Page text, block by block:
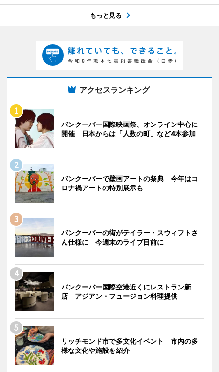
もっと見る
アクセスランキング
バンクーバー国際映画祭、オンライン中心に
開催 日本からは「人数の町」など4本参加
バンクーバーで壁画アートの祭典 今年はコ
ロナ禍アートの特別展示も
バンクーバーの街がテイラー・スウィフトさ
ん仕様に 今週末のライブ目前に
バンクーバー国際空港近くにレストラン新
店 アジアン・フュージョン料理提供
リッチモンド市で多文化イベント 市内の多
様な文化や施設を紹介